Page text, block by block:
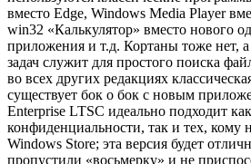
вместо Edge, Windows Media Player
win32 «Калькулятор» вместо нового
приложения и т.д. Кортаны тоже нет,
задач служит для простого поиска
во всех других редакциях
существует бок о бок с новым
Enterprise LTSC идеально подходит
конфиденциальности, так и тех, кому
Windows Store; эта версия будет
пропустили «восьмерку» и не